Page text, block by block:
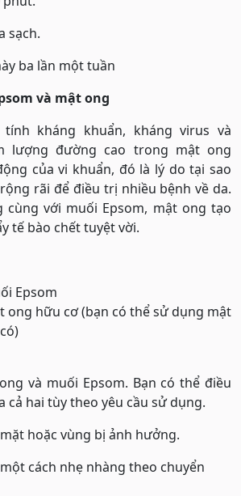
sạch.
ba lần một tuần
và mật ong
kháng khuẩn, kháng virus và
lượng đường cao trong mật ong
của vi khuẩn, đó là lý do tại sao
rãi để điều trị nhiều bệnh về da.
cùng với muối Epsom, mật ong tạo
tế bào chết tuyệt vời.
Epsom
ong hữu cơ (bạn có thể sử dụng mật
và muối Epsom. Bạn có thể điều
cả hai tùy theo yêu cầu sử dụng.
hoặc vùng bị ảnh hưởng.
cách nhẹ nhàng theo chuyển